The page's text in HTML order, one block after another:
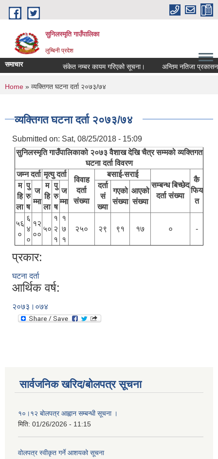
Skip to main content
सुनिलस्मृति गाउँपालिका
लुम्बिनी प्रदेश
समाचार संकेत नम्बर कायम गरिएको सूचना। अन्तिम नतिजा प्रकासन
You are here
Home » व्यक्तिगत घटना दर्ता २०७३/७४
व्यक्तिगत घटना दर्ता २०७३/७४
Submitted on: Sat, 08/25/2018 - 15:09
सुनिलस्मृति गाउँपालिकाको २०७३ वैशाख देखि चैत्र सम्मको व्यक्तिगत
घटना दर्ता विवरण
जम्न दर्ता मृत्यु दर्ता
विवाह
दर्ता
संख्या
बसाई-सराई
सम्बन्ध बिच्छेद
दर्ता संख्या
कै
फिय
त
म
हि
ला
पु
रु
ष
ज
म्मा
म
हि
ला
पु
रु
ष
ज
म्मा
दर्ता
सं
ख्या
गएको
संख्या
आएको
संख्या
५६
०
६
४
०
१२
००
५०
१
२
१
१
७
१
२५० २९ ९१ १७ ० -
प्रकार:
घटना दर्ता
आर्थिक वर्ष:
२०७३।०७४
सार्वजनिक खरिद/बोलपत्र सूचना
१०।१२ बोलपत्र आह्वान सम्बन्धी सूचना ।
मिति: 01/26/2026 - 11:15
वोलपत्र स्वीकृत गर्ने आशयको सूचना